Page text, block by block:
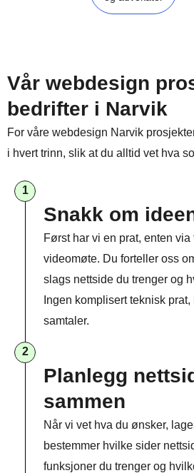
Vår webdesign
bedrifter i Narvik
For våre webdesign Narvik
i hvert trinn, slik at du alltid vet hva
1
Snakk om
Først har vi en prat, enten
videomøte. Du forteller oss
slags nettside du trenger og
Ingen komplisert teknisk
samtaler.
2
Planlegg
sammen​
Når vi vet hva du ønsker,
bestemmer hvilke sider
funksjoner du trenger og